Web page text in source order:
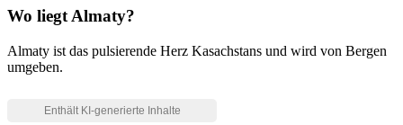
Wo liegt Almaty?
Almaty ist das pulsierende Herz Kasachstans und wird von Bergen
umgeben.